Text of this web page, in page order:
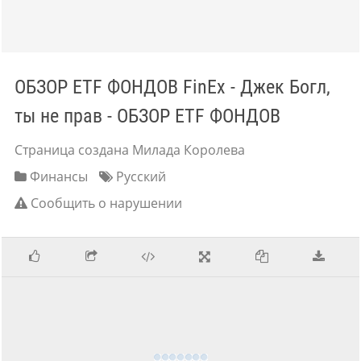
ОБЗОР ETF ФОНДОВ FinEx - Джек Богл,
ты не прав - ОБЗОР ETF ФОНДОВ
Страница создана Милада Королева
Финансы
Русский
Сообщить о нарушении